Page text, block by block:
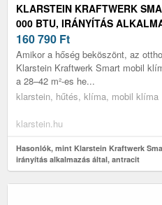
KLARSTEIN KRAFTWERK
000 BTU, IRÁNYÍTÁS
160 790 Ft
Amikor a hőség beköszönt, az
Klarstein Kraftwerk Smart mobil
a 28–42 m²-es he...
klarstein, hűtés, klíma, mobil klíma
klarstein.hu
Hasonlók, mint Klarstein Kraftwerk
irányítás alkalmazás által, antracit